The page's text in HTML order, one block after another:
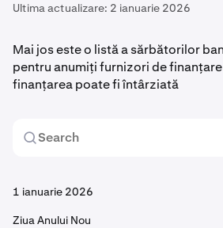
Ultima actualizare: 2 ianuarie 2026
Mai jos este o listă a sărbătorilor
pentru anumiți furnizori de
finanțarea poate fi întârziată
1 ianuarie 2026
Ziua Anului Nou